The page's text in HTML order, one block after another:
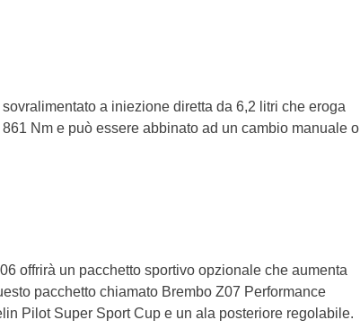
a iniezione diretta da 6,2 litri che eroga
Nm e può essere abbinato ad un cambio manuale o
offrirà un pacchetto sportivo opzionale che aumenta
pacchetto chiamato Brembo Z07 Performance
Pilot Super Sport Cup e un ala posteriore regolabile.